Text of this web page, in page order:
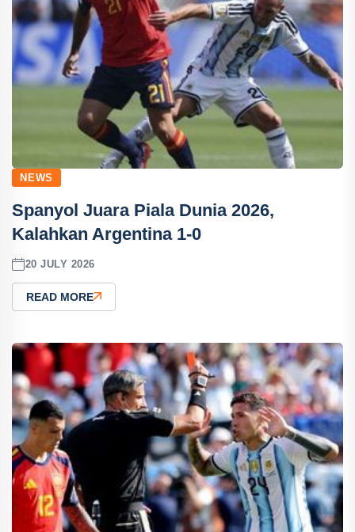
NEWS
Spanyol Juara Piala Dunia 2026,
Kalahkan Argentina 1-0
20 JULY 2026
READ MORE